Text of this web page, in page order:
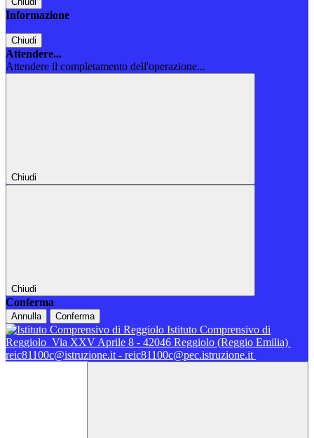
Informazione
Chiudi
Attendere...
Attendere il completamento dell'operazione...
Chiudi
Chiudi
Conferma
Annulla Conferma
Istituto Comprensivo di
Reggiolo Via XXV Aprile 8 - 42046 Reggiolo (Reggio Emilia)
reic81100c@istruzione.it - reic81100c@pec.istruzione.it